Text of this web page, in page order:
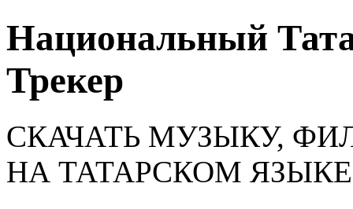
Национальный
Трекер
СКАЧАТЬ МУЗЫКУ,
НА ТАТАРСКОМ ЯЗЫКЕ